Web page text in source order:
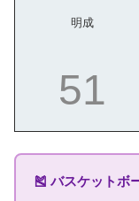
明成
51
🎽 バスケットボ